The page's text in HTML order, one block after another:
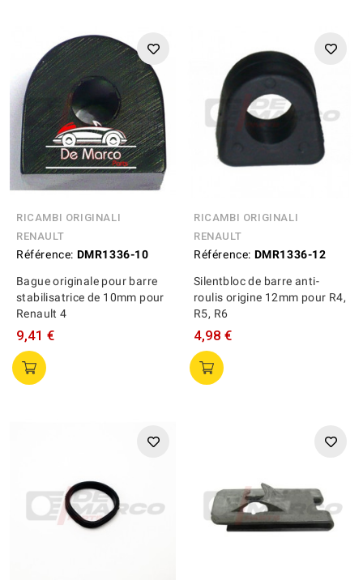
RICAMBI ORIGINALI
RENAULT
Référence: DMR1336-10
Bague originale pour barre
stabilisatrice de 10mm pour
Renault 4
9,41 €
RICAMBI ORIGINALI
RENAULT
Référence: DMR1336-12
Silentbloc de barre anti-
roulis origine 12mm pour R4,
R5, R6
4,98 €